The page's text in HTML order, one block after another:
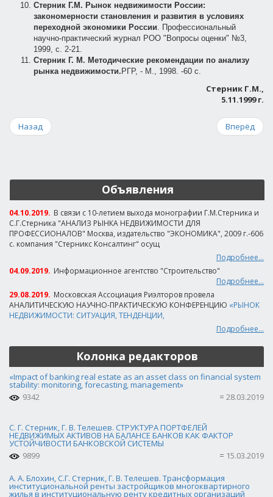
Стерник Г.М. Рынок недвижимости России:
закономерности становления и развития в условиях
переходной экономики России. Профессиональный
научно-практический журнал РОО "Вопросы оценки" №3,
1999, с. 2-21.
Стерник Г. М. Методические рекомендации по анализу
рынка недвижимости. РГР, - М., 1998. -60 с.
Стерник Г.М.,
5.11.1999 г.
Назад Вперёд
Объявления
04.10.2019. В связи с 10-летием выхода монографии Г.М.Стерника и
С.Г.Стерника "АНАЛИЗ РЫНКА НЕДВИЖИМОСТИ ДЛЯ
ПРОФЕССИОНАЛОВ" Москва, издательство "ЭКОНОМИКА", 2009 г.-606
с. компания "Стерникс Консалтинг" осущ
Подробнее...
04.09.2019. Информационное агентство "Строительство"
Подробнее...
29.08.2019. Московская Ассоциация Риэлторов провела
АНАЛИТИЧЕСКУЮ НАУЧНО-ПРАКТИЧЕСКУЮ КОНФЕРЕНЦИЮ «РЫНОК
НЕДВИЖИМОСТИ: СИТУАЦИЯ, ТЕНДЕНЦИИ,
Подробнее...
Колонка редакторов
«Impact of banking real estate as an asset class on financial system
stability: monitoring, forecasting, management»
9342
28.03.2019
С. Г. Стерник, Г. В. Телешев. СТРУКТУРА ПОРТФЕЛЕЙ
НЕДВИЖИМЫХ АКТИВОВ НА БАЛАНСЕ БАНКОВ КАК ФАКТОР
УСТОЙЧИВОСТИ БАНКОВСКОЙ СИСТЕМЫ
9899
15.03.2019
А. А. Блохин, С.Г. Стерник, Г. В. Телешев. Трансформация
институциональной ренты застройщиков многоквартирного
жилья в институциональную ренту кредитных организаций